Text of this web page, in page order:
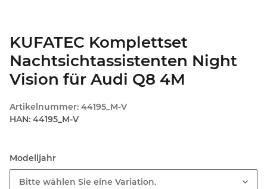
KUFATEC Komplettset
Nachtsichtassistenten Night
Vision für Audi Q8 4M
Artikelnummer: 44195_M-V
HAN: 44195_M-V
Modelljahr
Bitte wählen Sie eine Variation.